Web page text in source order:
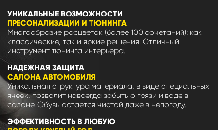
УНИКАЛЬНЫЕ ВОЗМОЖНОСТИ
ПРЕСОНАЛИЗАЦИИ И ТЮНИНГА
Многообразие расцветок (более 100 сочетаний): как
классические, так и яркие решения. Отличный
инструмент тюнинга интерьера.
НАДЕЖНАЯ ЗАЩИТА
САЛОНА АВТОМОБИЛЯ
Уникальная структура материала, в виде специальных
ячеек, позволит навсегда забыть о грязи и воде в
салоне. Обувь остается чистой даже в непогоду.
ЭФФЕКТИВНОСТЬ В ЛЮБУЮ